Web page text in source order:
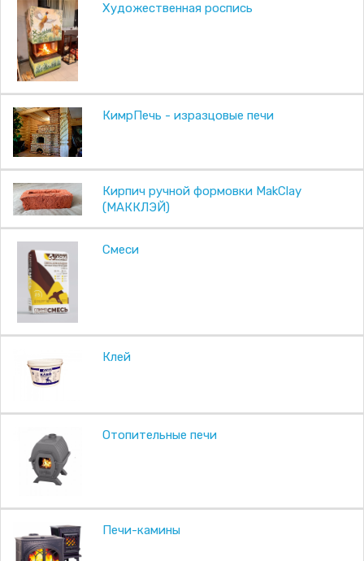
Художественная роспись
КимрПечь - изразцовые печи
Кирпич ручной формовки MakClay
(МАККЛЭЙ)
Смеси
Клей
Отопительные печи
Печи-камины